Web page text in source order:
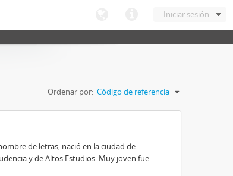
Iniciar sesión
Ordenar por: Código de referencia
de letras, nació en la ciudad de
y de Altos Estudios. Muy joven fue